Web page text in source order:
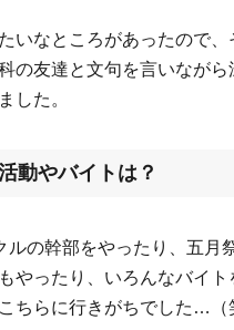
いなところがあったので、
の友達と文句を言いながら
した。
動やバイトは？
の幹部をやったり、五月
やったり、いろんなバイト
ちらに行きがちでした…（